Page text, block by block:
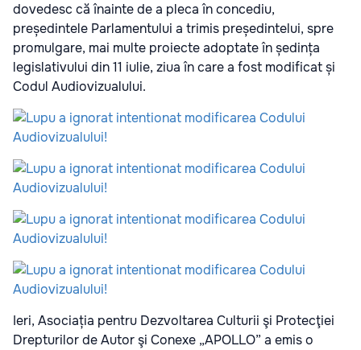
dovedesc că înainte de a pleca în concediu,
președintele Parlamentului a trimis președintelui, spre
promulgare, mai multe proiecte adoptate în ședința
legislativului din 11 iulie, ziua în care a fost modificat și
Codul Audiovizualului.
Ieri, Asociația pentru Dezvoltarea Culturii şi Protecţiei
Drepturilor de Autor şi Conexe „APOLLO” a emis o